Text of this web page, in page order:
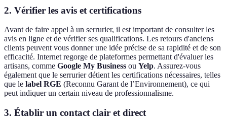
2. Vérifier les avis et certifications
Avant de faire appel à un serrurier, il est important de consulter les
avis en ligne et de vérifier ses qualifications. Les retours d'anciens
clients peuvent vous donner une idée précise de sa rapidité et de son
efficacité. Internet regorge de plateformes permettant d'évaluer les
artisans, comme Google My Business ou Yelp. Assurez-vous
également que le serrurier détient les certifications nécessaires, telles
que le label RGE (Reconnu Garant de l’Environnement), ce qui
peut indiquer un certain niveau de professionnalisme.
3. Établir un contact clair et direct